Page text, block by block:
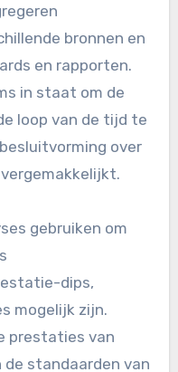
en
en rapporten.
in staat om de
loop van de tijd te
over